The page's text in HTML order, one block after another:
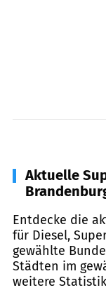
Aktuelle
Entdecke die
für Diesel,
gewählte
Städten im
weitere